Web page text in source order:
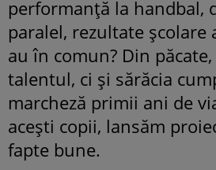
performanţă la handbal,
paralel, rezultate şcolare
au în comun? Din
talentul, ci şi sărăcia
marcheză primii ani de
aceşti copii, lansăm
fapte bune.